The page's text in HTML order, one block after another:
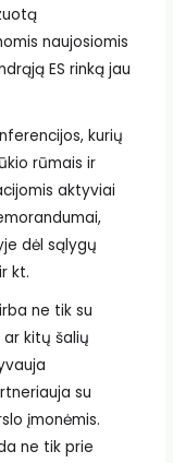
naujosiomis
ES rinką jau
kurių
rūmais ir
aktyviai
dėl sąlygų
kt.
ne tik su
kitų šalių
su
įmonėmis.
ne tik prie